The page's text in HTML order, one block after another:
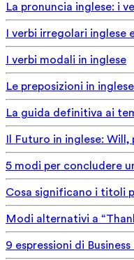
La pronuncia inglese: i
I verbi irregolari inglese
I verbi modali in inglese
Le preposizioni in
La guida definitiva ai
Il Futuro in inglese:
5 modi per concludere
Cosa significano i titoli
Modi alternativi a
9 espressioni di